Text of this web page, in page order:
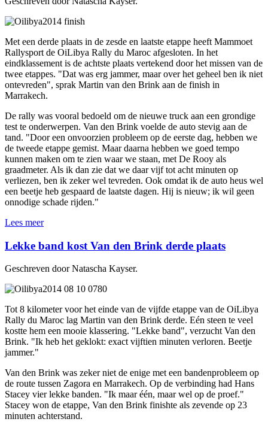
Met een derde plaats in de zesde en laatste etappe heeft Mammoet
Rallysport de OiLibya Rally du Maroc afgesloten. In het
eindklassement is de achtste plaats vertekend door het missen van de
twee etappes. "Dat was erg jammer, maar over het geheel ben ik niet
ontevreden", sprak Martin van den Brink aan de finish in
Marrakech.
De rally was vooral bedoeld om de nieuwe truck aan een grondige
test te onderwerpen. Van den Brink voelde de auto stevig aan de
tand. "Door een onvoorzien probleem op de eerste dag, hebben we
de tweede etappe gemist. Maar daarna hebben we goed tempo
kunnen maken om te zien waar we staan, met De Rooy als
graadmeter. Als ik dan zie dat we daar vijf tot acht minuten op
verliezen, ben ik zeker wel tevreden. Ook omdat ik de auto heus wel
een beetje heb gespaard de laatste dagen. Hij is nieuw; ik wil geen
onnodige schade rijden."
Lees meer
Lekke band kost Van den Brink derde plaats
Geschreven door Natascha Kayser.
Tot 8 kilometer voor het einde van de vijfde etappe van de OiLibya
Rally du Maroc lag Martin van den Brink derde. Eén steen te veel
kostte hem een mooie klassering. "Lekke band", verzucht Van den
Brink. "Ik heb het geklokt: exact vijftien minuten verloren. Beetje
jammer."
Van den Brink was zeker niet de enige met een bandenprobleem op
de route tussen Zagora en Marrakech. Op de verbinding had Hans
Stacey vier lekke banden. "Ik maar één, maar wel op de proef."
Stacey won de etappe, Van den Brink finishte als zevende op 23
minuten achterstand.